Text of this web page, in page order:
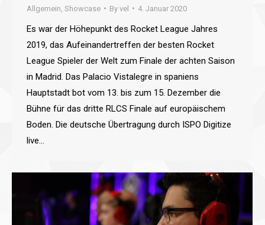
Allgemein Showcase By vel 4. Januar 2020
Es war der Höhepunkt des Rocket League Jahres
2019, das Aufeinandertreffen der besten Rocket
League Spieler der Welt zum Finale der achten Saison
in Madrid. Das Palacio Vistalegre in spaniens
Hauptstadt bot vom 13. bis zum 15. Dezember die
Bühne für das dritte RLCS Finale auf europäischem
Boden. Die deutsche Übertragung durch ISPO Digitize
live…